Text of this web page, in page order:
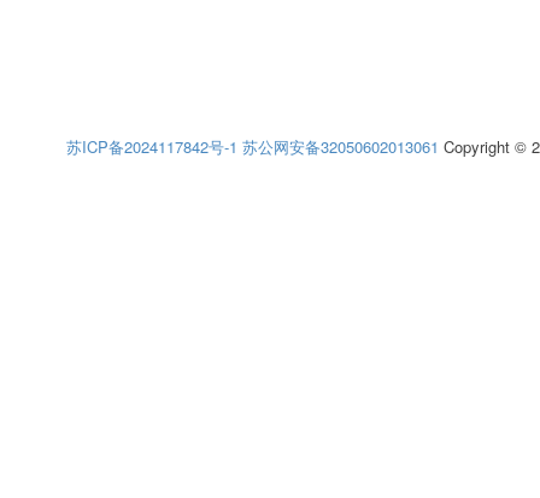
苏ICP备2024117842号-1 苏公网安备32050602013061 Copyright ©